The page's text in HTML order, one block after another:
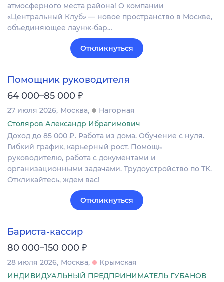
атмосферного места района! О компании
«Центральный Клуб» — новое пространство в Москве,
объединяющее лаунж-бар…
Откликнуться
Помощник руководителя
64 000–85 000 ₽
27 июля 2026 Москва
Нагорная
Столяров Александр Ибрагимович
Доход до 85 000 ₽. Работа из дома. Обучение с нуля.
Гибкий график, карьерный рост. Помощь
руководителю, работа с документами и
организационными задачами. Трудоустройство по ТК.
Откликайтесь, ждем вас!
Откликнуться
Бариста-кассир
80 000–150 000 ₽
28 июля 2026 Москва
Крымская
ИНДИВИДУАЛЬНЫЙ ПРЕДПРИНИМАТЕЛЬ ГУБАНОВ